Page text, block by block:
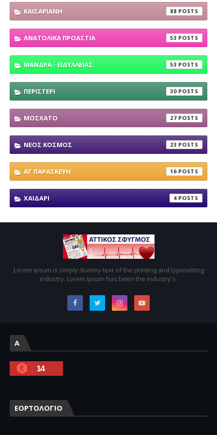
ΚΑΙΣΑΡΙΑΝΗ 88
ΑΝΑΤΟΛΙΚΑ ΠΡΟΑΣΤΙΑ 53
ΜΑΝΔΡΑ - ΕΙΔΥΛΛΕΙΑΣ 53
ΠΕΡΙΣΤΕΡΙ 30
ΜΟΣΧΑΤΟ 27
ΝΕΟΣ ΚΟΣΜΟΣ 23
ΑΓ ΠΑΡΑΣΚΕΥΗ 16
ΧΑΙΔΑΡΙ 4
Lorem Ipsum is simply dummy text of the printing and typesetting
industry. Lorem Ipsum has been the industry's.
A
14
ΕΟΡΤΟΛΟΓΙΟ